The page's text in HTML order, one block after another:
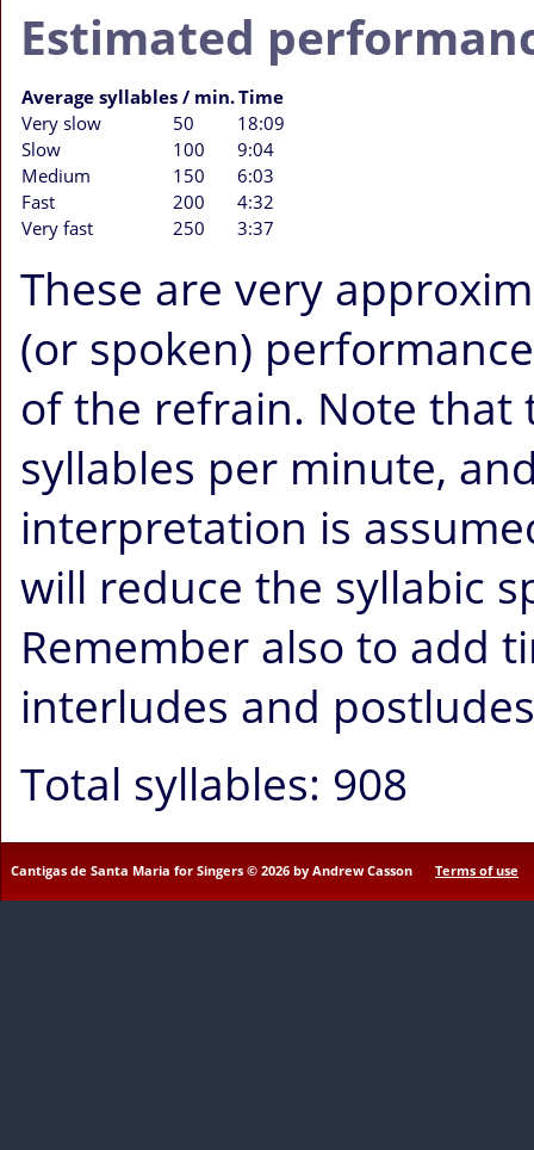
Estimated
Average syllables / min.Time
Very slow
50
18:09
Slow
100
9:04
Medium
150
6:03
Fast
200
4:32
Very fast
250 3:37
These are very
(or spoken)
of the refrain. Note that
syllables per minute,
interpretation is
will reduce the syllabic
Remember also to add
interludes and
Total syllables: 908
Cantigas de Santa Maria for Singers © 2026 by Andrew Casson Terms of use